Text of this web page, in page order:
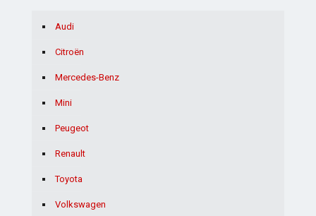
Audi
Citroën
Mercedes-Benz
Mini
Peugeot
Renault
Toyota
Volkswagen